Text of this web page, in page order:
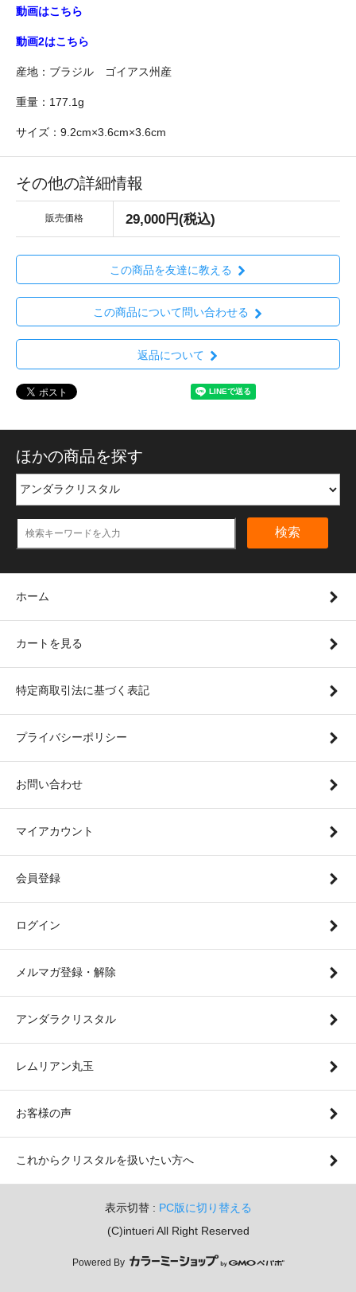
動画はこちら
動画2はこちら
産地：ブラジル ゴイアス州産
重量：177.1g
サイズ：9.2cm×3.6cm×3.6cm
その他の詳細情報
販売価格 29,000円(税込)
この商品を友達に教える
この商品について問い合わせる
返品について
ほかの商品を探す
検索
ホーム
カートを見る
特定商取引法に基づく表記
プライバシーポリシー
お問い合わせ
マイアカウント
会員登録
ログイン
メルマガ登録・解除
アンダラクリスタル
レムリアン丸玉
お客様の声
これからクリスタルを扱いたい方へ
表示切替 : PC版に切り替える
(C)intueri All Right Reserved
Powered By